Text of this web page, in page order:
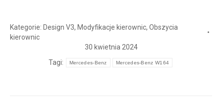
Kategorie: Design V3, Modyfikacje kierownic, Obszycia
kierownic
30 kwietnia 2024
Tagi:
Mercedes-Benz Mercedes-Benz W164